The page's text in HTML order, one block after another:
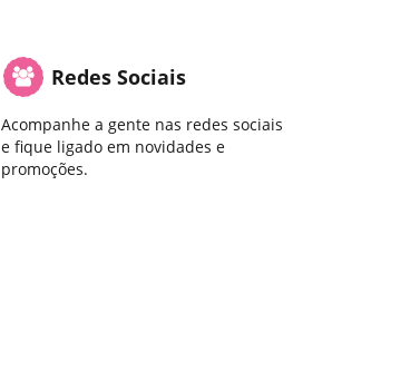
Redes Sociais
Acompanhe a gente nas redes sociais
e fique ligado em novidades e
promoções.